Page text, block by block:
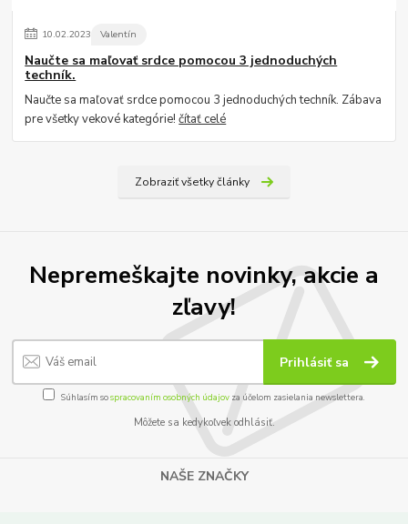
10.02.2023 Valentín
Naučte sa maľovať srdce pomocou 3 jednoduchých
techník.
Naučte sa maľovať srdce pomocou 3 jednoduchých techník. Zábava
pre všetky vekové kategórie!čítať celé
Zobraziť všetky články
Nepremeškajte novinky, akcie a
zľavy!
Prihlásiť sa
Súhlasím sospracovaním osobných údajov za účelom zasielania newslettera.
Môžete sa kedykoľvek odhlásiť.
NAŠE ZNAČKY